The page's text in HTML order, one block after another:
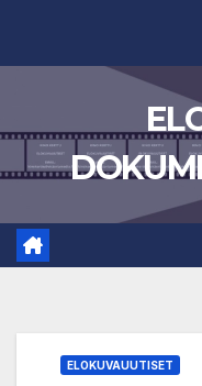
ELOKUVAUUTISET